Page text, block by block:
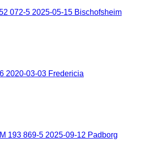
072-5 2025-05-15 Bischofsheim
2020-03-03 Fredericia
193 869-5 2025-09-12 Padborg